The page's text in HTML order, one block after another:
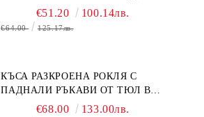
€51.20 100.14лв.
€64.00 125.17лв.
КЪСА РАЗКРОЕНА РОКЛЯ С
ПАДНАЛИ РЪКАВИ ОТ ТЮЛ В
БЕЖОВО€68.00 133.00лв.